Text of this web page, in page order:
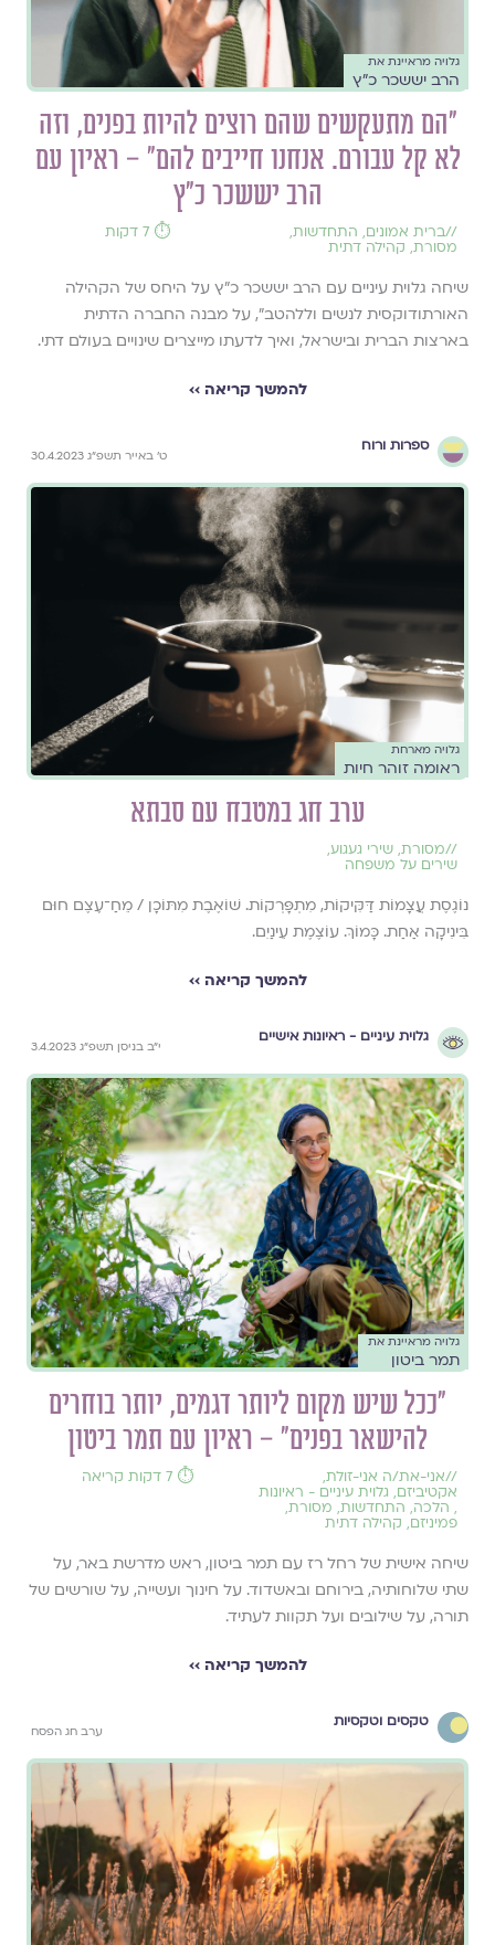
גלויה מראיינת את
הרב יששכר כ"ץ
"הם מתעקשים שהם רוצים להיות בפנים, וזה
לא קל עבורם. אנחנו חייבים להם" – ראיון עם
הרב יששכר כ"ץ
//ברית אמונים, התחדשות,
מסורת, קהילה דתית
⏱️ 7 דקות
שיחה גלוית עיניים עם הרב יששכר כ"ץ על היחס של הקהילה
האורתודוקסית לנשים וללהטב", על מבנה החברה הדתית
בארצות הברית ובישראל, ואיך לדעתו מייצרים שינויים בעולם דתי.
להמשך קריאה ››
ספרות ורוח
ט׳ באייר תשפ״ג 30.4.2023
גלויה מארחת
ראומה זוהר חיות
ערב חג במטבח עם סבתא
//מסורת, שירי געגוע,
שירים על משפחה
נוֹגֶסֶת עֲצָמוֹת דַּקִּיקוֹת, מִתְפָּרְקוֹת. שׁוֹאֶבֶת מִתּוֹכָן / מֵחַ־עֶצֶם חוּם
בִּינִיקָה אַחַת. כָּמוֹךְ. עוֹצֶמֶת עֵינַיִם.
להמשך קריאה ››
גלוית עיניים - ראיונות אישיים
י״ב בניסן תשפ״ג 3.4.2023
גלויה מראיינת את
תמר ביטון
״ככל שיש מקום ליותר דגמים, יותר בוחרים
להישאר בפנים״ – ראיון עם תמר ביטון
//אני-את/ה אני-זולת,
אקטיביזם, גלוית עיניים - ראיונות
, הלכה, התחדשות, מסורת,
פמיניזם, קהילה דתית
⏱️ 7 דקות קריאה
שיחה אישית של רחל רז עם תמר ביטון, ראש מדרשת באר, על
שתי שלוחותיה, בירוחם ובאשדוד. על חינוך ועשייה, על שורשים של
תורה, על שילובים ועל תקוות לעתיד.
להמשך קריאה ››
טקסים וטקסיות
ערב חג הפסח